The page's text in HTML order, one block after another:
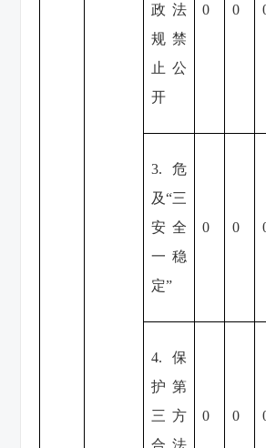
政法
规禁
止公
开
0 0
3.危
及“三
安全
一稳
定”
0 0
4.保
护第
三方
合法
0 0